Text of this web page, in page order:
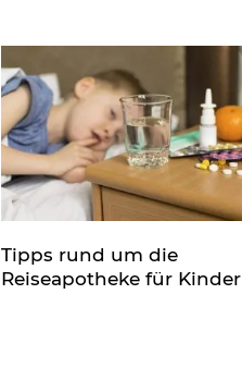
Tipps rund um die
Reiseapotheke für Kinder